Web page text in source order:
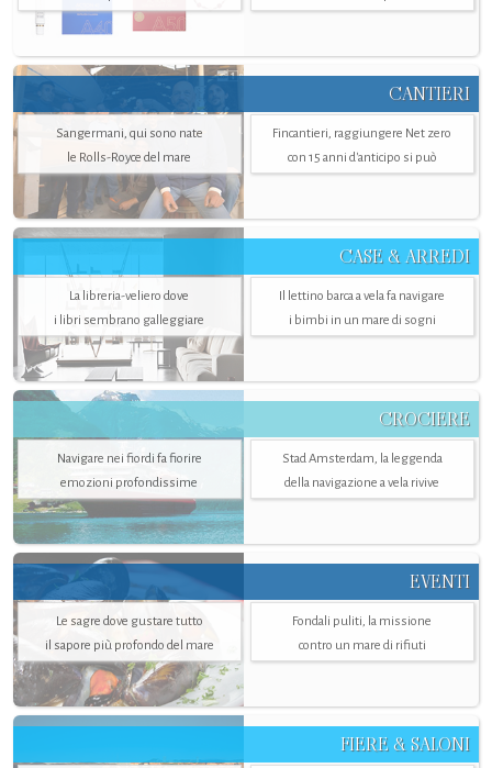
CANTIERI
Sangermani, qui sono nate
le Rolls-Royce del mare
Fincantieri, raggiungere Net zero
con 15 anni d'anticipo si può
CASE & ARREDI
La libreria-veliero dove
i libri sembrano galleggiare
Il lettino barca a vela fa navigare
i bimbi in un mare di sogni
CROCIERE
Navigare nei fiordi fa fiorire
emozioni profondissime
Stad Amsterdam, la leggenda
della navigazione a vela rivive
EVENTI
Le sagre dove gustare tutto
il sapore più profondo del mare
Fondali puliti, la missione
contro un mare di rifiuti
FIERE & SALONI